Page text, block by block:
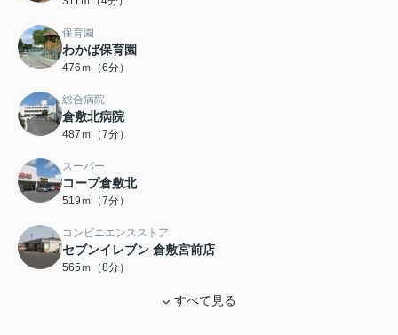
保育園
わかば保育園
476ｍ（6分）
総合病院
倉敷北病院
487ｍ（7分）
スーパー
コープ倉敷北
519ｍ（7分）
コンビニエンスストア
セブンイレブン 倉敷宮前店
565ｍ（8分）
すべて見る